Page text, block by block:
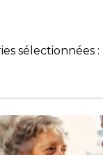
sélectionnées :